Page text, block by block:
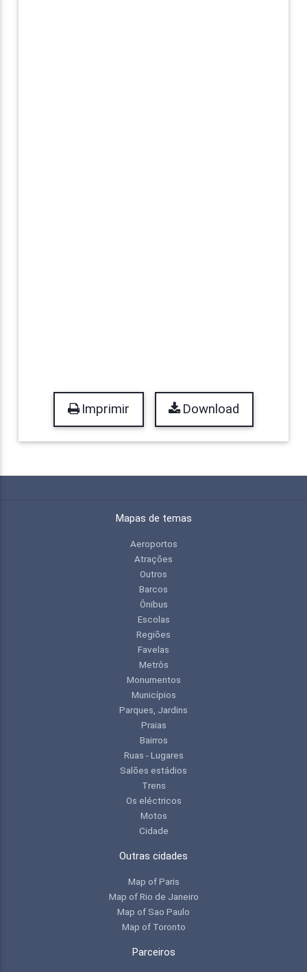
Imprimir Download
Mapas de temas
Aeroportos
Atrações
Outros
Barcos
Ônibus
Escolas
Regiões
Favelas
Metrôs
Monumentos
Municípios
Parques, Jardins
Praias
Bairros
Ruas - Lugares
Salões estádios
Trens
Os eléctricos
Motos
Cidade
Outras cidades
Map of Paris
Map of Rio de Janeiro
Map of Sao Paulo
Map of Toronto
Parceiros